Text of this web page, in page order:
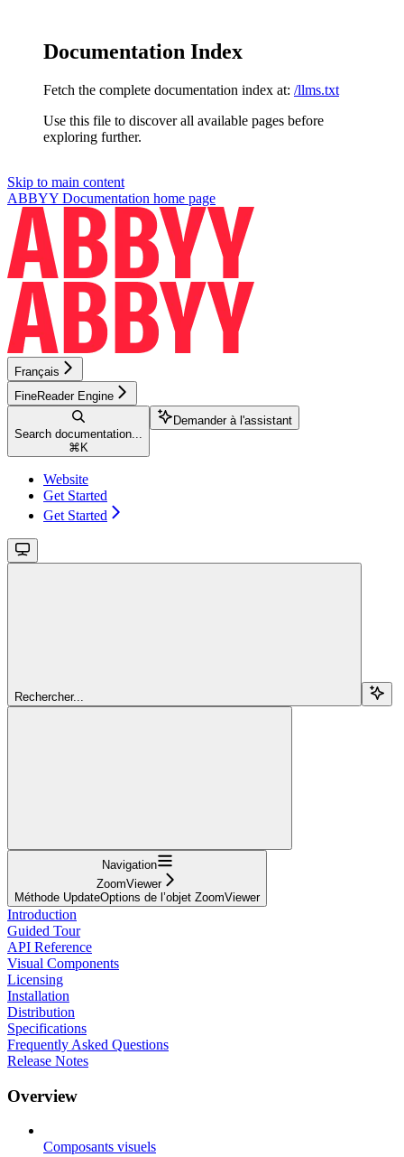
Documentation Index
Fetch the complete documentation index at: /llms.txt
Use this file to discover all available pages before
exploring further.
Skip to main content
ABBYY Documentation home page
Français
FineReader Engine
Search documentation...
⌘ K
Demander à l'assistant
Website
Get Started
Get Started
Rechercher...
Navigation
ZoomViewer
Méthode UpdateOptions de l’objet ZoomViewer
Introduction
Guided Tour
API Reference
Visual Components
Licensing
Installation
Distribution
Specifications
Frequently Asked Questions
Release Notes
Overview
Composants visuels